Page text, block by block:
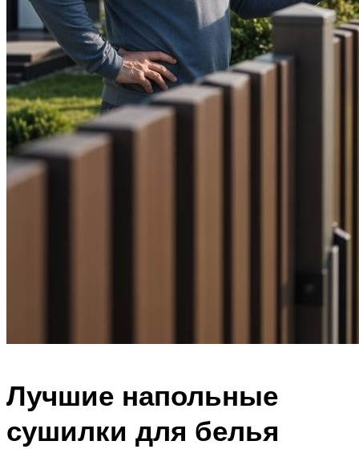
Лучшие напольные
сушилки для белья